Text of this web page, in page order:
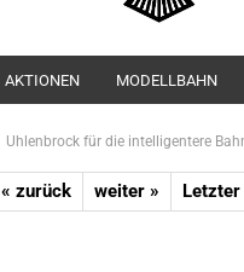
AKTIONEN MODELLBAHN
Uhlenbrock für die intelligentere
« zurück weiter » Letzter